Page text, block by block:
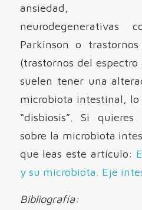
ansiedad,
neurodegenerativas
Parkinson o
(trastornos del
suelen tener una
microbiota intestinal, lo
“disbiosis”. Si
sobre la microbiota
que leas este artículo:
y su microbiota. Eje
Bibliografía: